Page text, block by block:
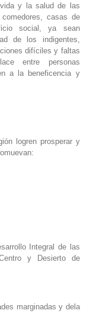
y la salud de las
casas de
social, ya sean
de los indigentes,
difíciles y faltas
entre personas
a la beneficencia y
logren prosperar y
Integral de las
y Desierto de
marginadas y dela